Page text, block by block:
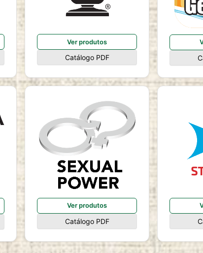
Ver produtos
Catálogo PDF
Ver produtos
Catálogo PDF